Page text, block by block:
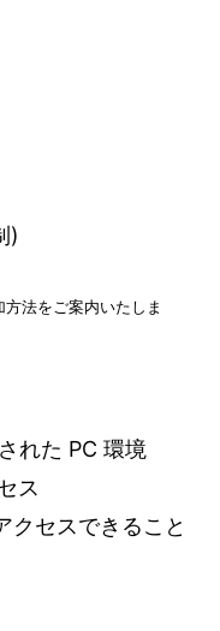
)
法をご案内いたしま
れた PC 環境
ス
クセスできること